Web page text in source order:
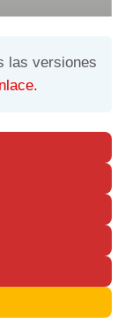
las versiones